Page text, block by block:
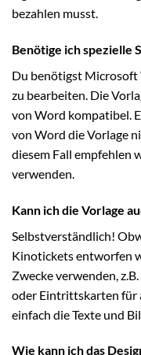
bezahlen musst.
Benötige ich spezielle
Du benötigst Microsoft
zu bearbeiten. Die
von Word kompatibel.
von Word die Vorlage
diesem Fall empfehlen
verwenden.
Kann ich die Vorlage
Selbstverständlich!
Kinotickets entworfen
Zwecke verwenden,
oder Eintrittskarten für
einfach die Texte und
Wie kann ich das